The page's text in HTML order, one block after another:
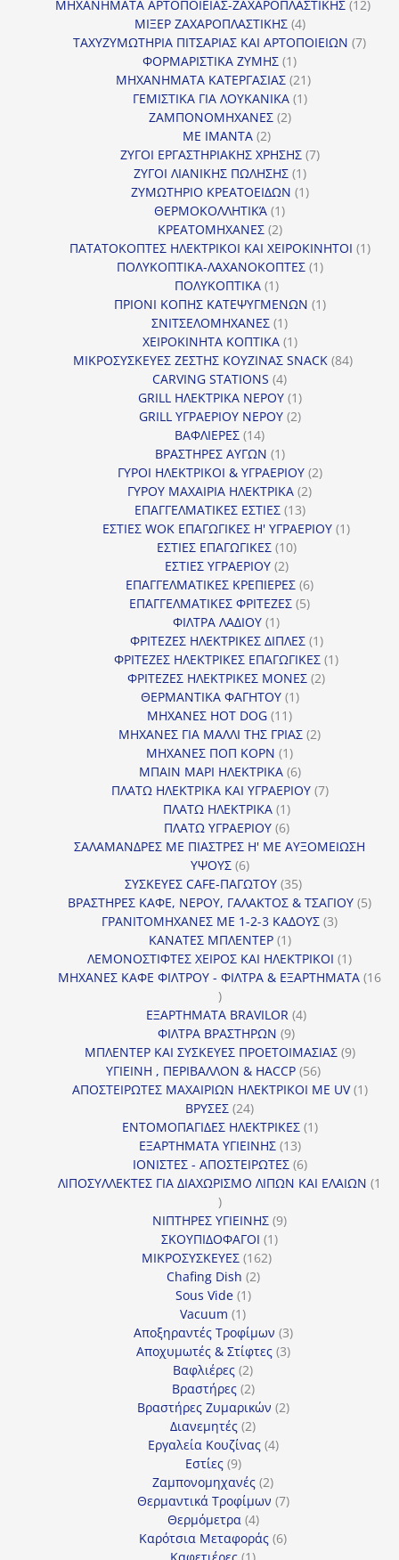
προϊόν
ΜΗΧΑΝΗΜΑΤΑ ΑΡΤΟΠΟΙΕΙΑΣ-ΖΑΧΑΡΟΠΛΑΣΤΙΚΗΣ 1212
ΜΙΞΕΡ ΖΑΧΑΡΟΠΛΑΣΤΙΚΗΣ 44
προϊόντα
ΤΑΧΥΖΥΜΩΤΗΡΙΑ ΠΙΤΣΑΡΙΑΣ ΚΑΙ ΑΡΤΟΠΟΙΕΙΩΝ 77
ΦΟΡΜΑΡΙΣΤΙΚΑ ΖΥΜΗΣ 11
προϊόν
ΜΗΧΑΝΗΜΑΤΑ ΚΑΤΕΡΓΑΣΙΑΣ 2121
προϊόντα
ΓΕΜΙΣΤΙΚΑ ΓΙΑ ΛΟΥΚΑΝΙΚΑ 11
ΖΑΜΠΟΝΟΜΗΧΑΝΕΣ 22
ΜΕ ΙΜΑΝΤΑ 22
προϊόντα
ΖΥΓΟΙ ΕΡΓΑΣΤΗΡΙΑΚΗΣ ΧΡΗΣΗΣ 77
ΖΥΓΟΙ ΛΙΑΝΙΚΗΣ ΠΩΛΗΣΗΣ 11
προϊόν
ΖΥΜΩΤΗΡΙΟ ΚΡΕΑΤΟΕΙΔΩΝ 11
ΘΕΡΜΟΚΟΛΛΗΤΙΚΆ 11
προϊόν
ΚΡΕΑΤΟΜΗΧΑΝΕΣ 22
προϊόντα
ΠΑΤΑΤΟΚΟΠΤΕΣ ΗΛΕΚΤΡΙΚΟΙ ΚΑΙ ΧΕΙΡΟΚΙΝΗΤΟΙ 11
ΠΟΛΥΚΟΠΤΙΚΑ-ΛΑΧΑΝΟΚΟΠΤΕΣ 11
ΠΟΛΥΚΟΠΤΙΚΑ 11
προϊόν
ΠΡΙΟΝΙ ΚΟΠΗΣ ΚΑΤΕΨΥΓΜΕΝΩΝ 11
ΣΝΙΤΣΕΛΟΜΗΧΑΝΕΣ 11
προϊόν
ΧΕΙΡΟΚΙΝΗΤΑ ΚΟΠΤΙΚΑ 11
προϊόν
ΜΙΚΡΟΣΥΣΚΕΥΕΣ ΖΕΣΤΗΣ ΚΟΥΖΙΝΑΣ SNACK 8484
CARVING STATIONS 44
προϊόντα
GRILL ΗΛΕΚΤΡΙΚΑ ΝΕΡΟΥ 11
προϊόν
GRILL ΥΓΡΑΕΡΙΟΥ ΝΕΡΟΥ 22
ΒΑΦΛΙΕΡΕΣ 1414
προϊόντα
ΒΡΑΣΤΗΡΕΣ ΑΥΓΩΝ 11
προϊόν
ΓΥΡΟΙ ΗΛΕΚΤΡΙΚΟΙ & ΥΓΡΑΕΡΙΟΥ 22
ΓΥΡΟΥ ΜΑΧΑΙΡΙΑ ΗΛΕΚΤΡΙΚΑ 22
ΕΠΑΓΓΕΛΜΑΤΙΚΕΣ ΕΣΤΙΕΣ 1313
προϊόντα
ΕΣΤΙΕΣ WOK ΕΠΑΓΩΓΙΚΕΣ Η' ΥΓΡΑΕΡΙΟΥ 11
ΕΣΤΙΕΣ ΕΠΑΓΩΓΙΚΕΣ 1010
ΕΣΤΙΕΣ ΥΓΡΑΕΡΙΟΥ 22
προϊόντα
ΕΠΑΓΓΕΛΜΑΤΙΚΕΣ ΚΡΕΠΙΕΡΕΣ 66
προϊόντα
ΕΠΑΓΓΕΛΜΑΤΙΚΕΣ ΦΡΙΤΕΖΕΣ 55
ΦΙΛΤΡΑ ΛΑΔΙΟΥ 11
προϊόν
ΦΡΙΤΕΖΕΣ ΗΛΕΚΤΡΙΚΕΣ ΔΙΠΛΕΣ 11
προϊόν
ΦΡΙΤΕΖΕΣ ΗΛΕΚΤΡΙΚΕΣ ΕΠΑΓΩΓΙΚΕΣ 11
ΦΡΙΤΕΖΕΣ ΗΛΕΚΤΡΙΚΕΣ ΜΟΝΕΣ 22
ΘΕΡΜΑΝΤΙΚΑ ΦΑΓΗΤΟΥ 11
ΜΗΧΑΝΕΣ HOT DOG 1111
προϊόντα
ΜΗΧΑΝΕΣ ΓΙΑ ΜΑΛΛΙ ΤΗΣ ΓΡΙΑΣ 22
ΜΗΧΑΝΕΣ ΠΟΠ ΚΟΡΝ 11
προϊόν
ΜΠΑΙΝ ΜΑΡΙ ΗΛΕΚΤΡΙΚΑ 66
προϊόντα
ΠΛΑΤΩ ΗΛΕΚΤΡΙΚΑ ΚΑΙ ΥΓΡΑΕΡΙΟΥ 77
ΠΛΑΤΩ ΗΛΕΚΤΡΙΚΑ 11
προϊόν
ΠΛΑΤΩ ΥΓΡΑΕΡΙΟΥ 66
προϊόντα
ΣΑΛΑΜΑΝΔΡΕΣ ΜΕ ΠΙΑΣΤΡΕΣ Η' ΜΕ ΑΥΞΟΜΕΙΩΣΗ
ΥΨΟΥΣ 66
προϊόντα
ΣΥΣΚΕΥΕΣ CAFE-ΠΑΓΩΤΟΥ 3535
προϊόντα
ΒΡΑΣΤΗΡΕΣ ΚΑΦΕ, ΝΕΡΟΥ, ΓΑΛΑΚΤΟΣ & ΤΣΑΓΙΟΥ 55
ΓΡΑΝΙΤΟΜΗΧΑΝΕΣ ΜΕ 1-2-3 ΚΑΔΟΥΣ 33
ΚΑΝΑΤΕΣ ΜΠΛΕΝΤΕΡ 11
προϊόν
ΛΕΜΟΝΟΣΤΙΦΤΕΣ ΧΕΙΡΟΣ ΚΑΙ ΗΛΕΚΤΡΙΚΟΙ 11
προϊόν
ΜΗΧΑΝΕΣ ΚΑΦΕ ΦΙΛΤΡΟΥ - ΦΙΛΤΡΑ & ΕΞΑΡΤΗΜΑΤΑ 16
16
προϊόντα
ΕΞΑΡΤΗΜΑΤΑ BRAVILOR 44
ΦΙΛΤΡΑ ΒΡΑΣΤΗΡΩΝ 99
προϊόντα
ΜΠΛΕΝΤΕΡ ΚΑΙ ΣΥΣΚΕΥΕΣ ΠΡΟΕΤΟΙΜΑΣΙΑΣ 99
ΥΓΙΕΙΝΗ , ΠΕΡΙΒΑΛΛΟΝ & HACCP 5656
προϊόντα
ΑΠΟΣΤΕΙΡΩΤΕΣ ΜΑΧΑΙΡΙΩΝ ΗΛΕΚΤΡΙΚΟΙ ΜΕ UV 11
ΒΡΥΣΕΣ 2424
προϊόντα
ΕΝΤΟΜΟΠΑΓΙΔΕΣ ΗΛΕΚΤΡΙΚΕΣ 11
ΕΞΑΡΤΗΜΑΤΑ ΥΓΙΕΙΝΗΣ 1313
προϊόντα
ΙΟΝΙΣΤΕΣ - ΑΠΟΣΤΕΙΡΩΤΕΣ 66
προϊόντα
ΛΙΠΟΣΥΛΛΕΚΤΕΣ ΓΙΑ ΔΙΑΧΩΡΙΣΜΟ ΛΙΠΩΝ ΚΑΙ ΕΛΑΙΩΝ 1
1
προϊόν
ΝΙΠΤΗΡΕΣ ΥΓΙΕΙΝΗΣ 99
ΣΚΟΥΠΙΔΟΦΑΓΟΙ 11
ΜΙΚΡΟΣΥΣΚΕΥΕΣ 162162
Chafing Dish 22
Sous Vide 11
Vacuum 11
προϊόν
Αποξηραντές Τροφίμων 33
προϊόντα
Αποχυμωτές & Στίφτες 33
Βαφλιέρες 22
προϊόντα
Βραστήρες 22
προϊόντα
Βραστήρες Ζυμαρικών 22
Διανεμητές 22
προϊόντα
Εργαλεία Κουζίνας 44
Εστίες 99
προϊόντα
Ζαμπονομηχανές 22
προϊόντα
Θερμαντικά Τροφίμων 77
Θερμόμετρα 44
προϊόντα
Καρότσια Μεταφοράς 66
Καφετιέρες 11